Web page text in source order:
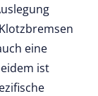
eine
ist